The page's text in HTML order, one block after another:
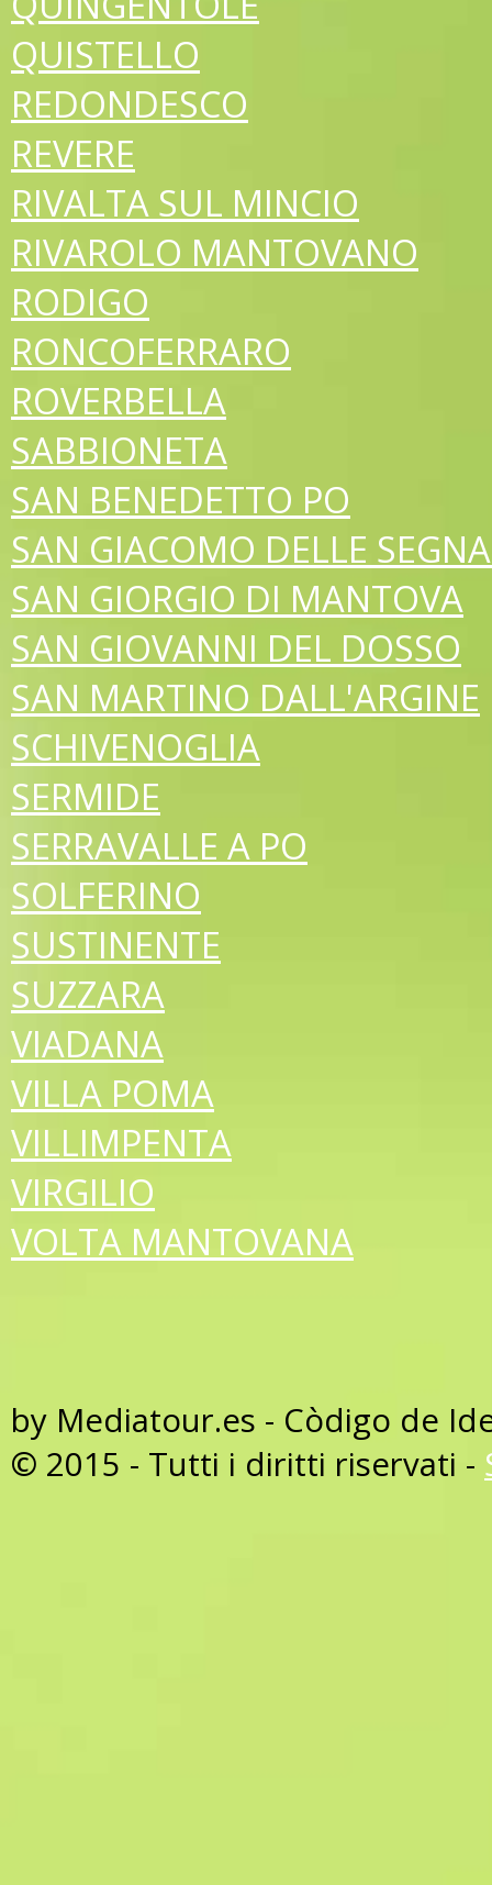
QUISTELLO
REDONDESCO
REVERE
RIVALTA SUL MINCIO
RIVAROLO MANTOVANO
RODIGO
RONCOFERRARO
ROVERBELLA
SABBIONETA
SAN BENEDETTO PO
SAN GIACOMO DELLE
SAN GIORGIO DI MANTOVA
SAN GIOVANNI DEL DOSSO
SAN MARTINO DALL'ARGINE
SCHIVENOGLIA
SERMIDE
SERRAVALLE A PO
SOLFERINO
SUSTINENTE
SUZZARA
VIADANA
VILLA POMA
VILLIMPENTA
VIRGILIO
VOLTA MANTOVANA
by Mediatour.es - Còdigo de
© 2015 - Tutti i diritti riservati -